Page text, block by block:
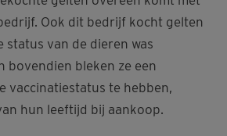
Ook dit bedrijf kocht gelten
status van de dieren was
bovendien bleken ze een
vaccinatiestatus te hebben,
hun leeftijd bij aankoop.